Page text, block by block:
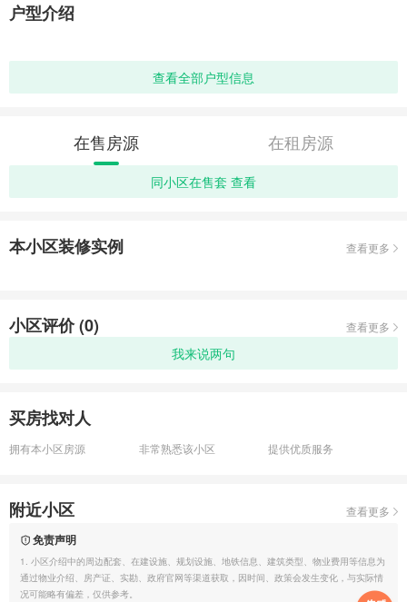
户型介绍
查看全部户型信息
在售房源 在租房源
同小区在售套 查看
本小区装修实例 查看更多
小区评价 (0) 查看更多
我来说两句
买房找对人
拥有本小区房源 非常熟悉该小区 提供优质服务
附近小区 查看更多
免责声明
1. 小区介绍中的周边配套、在建设施、规划设施、地铁信息、建筑类型、物业费用等信息为
通过物业介绍、房产证、实勘、政府官网等渠道获取，因时间、政策会发生变化，与实际情
况可能略有偏差，仅供参考。